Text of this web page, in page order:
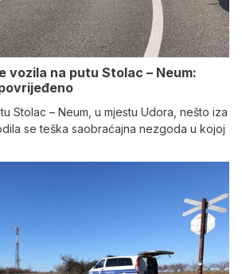
vozila na putu Stolac – Neum:
Stolac – Neum, u mjestu Udora, nešto iza
se teška saobraćajna nezgoda u kojoj